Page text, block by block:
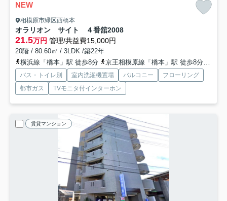
NEW
相模原市緑区西橋本
オラリオン サイト ４番舘2008
21.5万円 管理/共益費15,000円
20階 / 80.60㎡ / 3LDK /築22年
横浜線「橋本」駅 徒歩8分
京王相模原線「橋本」駅 徒歩8分
バス・トイレ別 室内洗濯機置場 バルコニー
フローリング
都市ガス
TVモニタ付インターホン
賃貸マンション